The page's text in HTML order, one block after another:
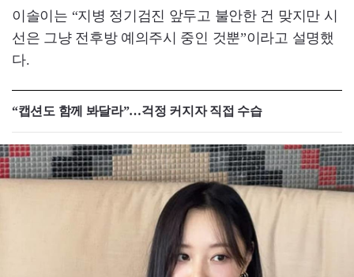
이솔이는 “지병 정기검진 앞두고 불안한 건 맞지만 시
선은 그냥 전후방 예의주시 중인 것뿐”이라고 설명했
다.
“캡션도 함께 봐달라”…걱정 커지자 직접 수습